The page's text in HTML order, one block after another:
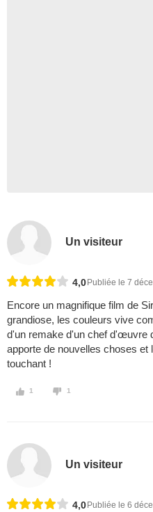
Un visiteur
4,0 Publiée le 7
Encore un magnifique film de
grandiose, les couleurs vive
d'un remake d'un chef d'œuvre
apporte de nouvelles choses
touchant !
1 1
Un visiteur
4,0 Publiée le 6